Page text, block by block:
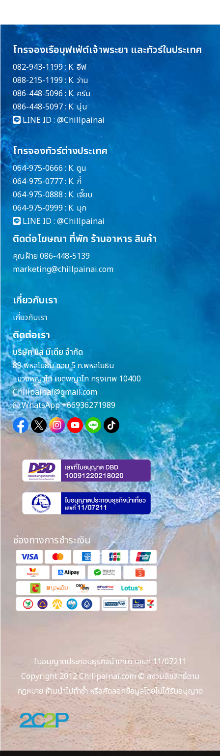
โทรจองเรือบุฟเฟ่ต์เจ้าพระยา และทัวร์ในประเทศ
082-943-1199 : K. อีฟ
088-215-1199 : K. ว่าน
086-448-5096 : K. ครีม
086-448-5097 : K. นุ่น
LINE ID : @Chillpainai
โทรจองทัวร์ต่างประเทศ
064-975-0666 : K. ตูน
064-975-0777 : K. กี้
064-975-0888 : K. เจี๊ยบ
064-975-0999 : K. มุก
LINE ID : @Chillpainai
ติดต่อโฆษณา ที่พัก ร้านอาหาร สินค้า
คุณฝ้าย 086-448-5139
marketing@chillpainai.com
เกี่ยวกับเรา
เกี่ยวกับเรา
ติดต่อเรา
บริษัท ชิล มีเดีย จำกัด
89 พหลโยธิน ซอย 5 ถ.พหลโยธิน
แขวงพญาไท เขตพญาไท กรุงเทพ 10400
Chillpainai@gmail.com
WhatsApp+66936271989
ช่องทางการชำระเงิน
ใบอนุญาตประกอบธุรกิจนำเที่ยว เลขที่ 11/07211
Copyright 2012 Chillpainai.com © สงวนลิขสิทธิ์ตาม
กฎหมาย ห้ามนำไปทำซ้ำ หรือคัดลอกข้อมูลโดยไม่ได้รับอนุญาต